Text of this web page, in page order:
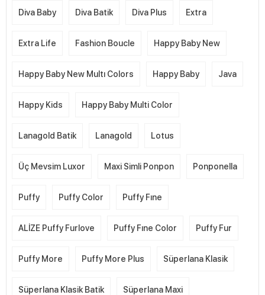
Diva Baby Diva Batik Diva Plus Extra
Extra Life Fashion Boucle Happy Baby New
Happy Baby New Multı Colors Happy Baby Java
Happy Kids Happy Baby Multi Color
Lanagold Batik Lanagold Lotus
Üç Mevsim Luxor Maxi Simli Ponpon Ponponella
Puffy Puffy Color Puffy Fıne
ALİZE Puffy Furlove Puffy Fıne Color Puffy Fur
Puffy More Puffy More Plus Süperlana Klasik
Süperlana Klasik Batik Süperlana Maxi